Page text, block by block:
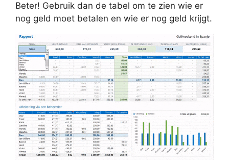
Beter! Gebruik dan de tabel om te zien wie er
nog geld moet betalen en wie er nog geld krijgt.